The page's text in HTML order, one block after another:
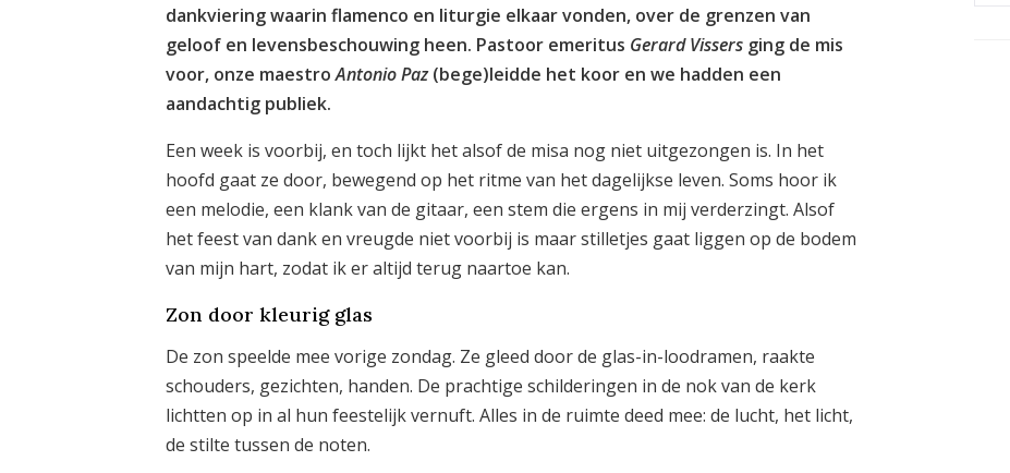
dankviering waarin flamenco en liturgie elkaar vonden, over de grenzen van
geloof en levensbeschouwing heen. Pastoor emeritus Gerard Vissers ging de mis
voor, onze maestroAntonio Paz(bege)leidde het koor en we hadden een
aandachtig publiek.
Een week is voorbij, en toch lijkt het alsof de misa nog niet uitgezongen is. In het
hoofd gaat ze door, bewegend op het ritme van het dagelijkse leven. Soms hoor ik
een melodie, een klank van de gitaar, een stem die ergens in mij verderzingt. Alsof
het feest van dank en vreugde niet voorbij is maar stilletjes gaat liggen op de bodem
van mijn hart, zodat ik er altijd terug naartoe kan.
Zon door kleurig glas
De zon speelde mee vorige zondag. Ze gleed door de glas-in-loodramen, raakte
schouders, gezichten, handen. De prachtige schilderingen in de nok van de kerk
lichtten op in al hun feestelijk vernuft. Alles in de ruimte deed mee: de lucht, het licht,
de stilte tussen de noten.